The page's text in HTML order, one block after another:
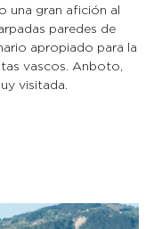
una gran afición al
paredes de
apropiado para la
vascos. Anboto,
visitada.